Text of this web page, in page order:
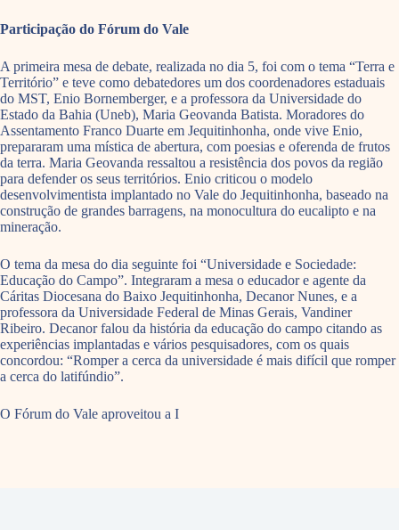
Participação do Fórum do Vale
A primeira mesa de debate, realizada no dia 5, foi com o tema “Terra e
Território” e teve como debatedores um dos coordenadores estaduais
do MST, Enio Bornemberger, e a professora da Universidade do
Estado da Bahia (Uneb), Maria Geovanda Batista. Moradores do
Assentamento Franco Duarte em Jequitinhonha, onde vive Enio,
prepararam uma mística de abertura, com poesias e oferenda de frutos
da terra. Maria Geovanda ressaltou a resistência dos povos da região
para defender os seus territórios. Enio criticou o modelo
desenvolvimentista implantado no Vale do Jequitinhonha, baseado na
construção de grandes barragens, na monocultura do eucalipto e na
mineração.
O tema da mesa do dia seguinte foi “Universidade e Sociedade:
Educação do Campo”. Integraram a mesa o educador e agente da
Cáritas Diocesana do Baixo Jequitinhonha, Decanor Nunes, e a
professora da Universidade Federal de Minas Gerais, Vandiner
Ribeiro. Decanor falou da história da educação do campo citando as
experiências implantadas e vários pesquisadores, com os quais
concordou: “Romper a cerca da universidade é mais difícil que romper
a cerca do latifúndio”.
O Fórum do Vale aproveitou a I